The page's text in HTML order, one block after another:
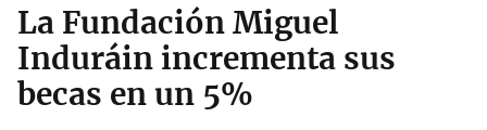
La Fundación Miguel
Induráin incrementa sus
becas en un 5%